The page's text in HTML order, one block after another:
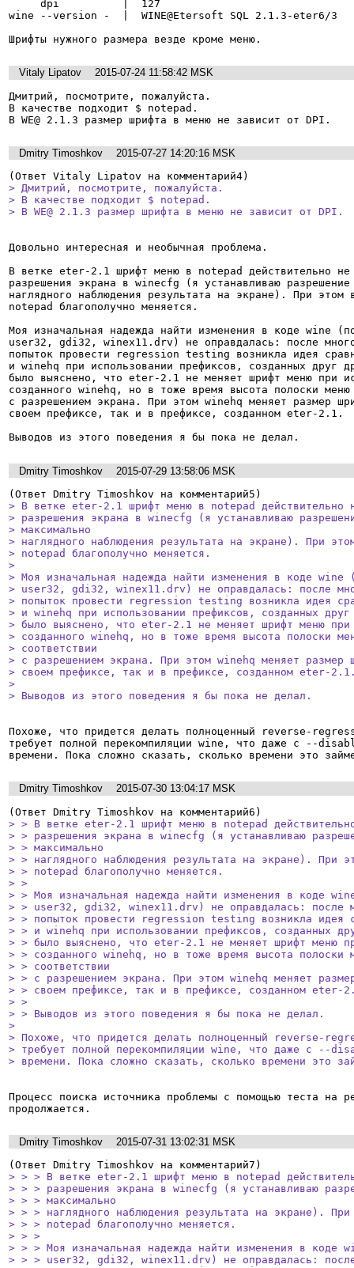
wine --version -  |  WINE@Etersoft SQL 2.1.3-eter6/3
Шрифты нужного размера везде кроме меню.
Vitaly Lipatov
2015-07-24 11:58:42 MSK
Дмитрий, посмотрите, пожалуйста.
В качестве подходит $ notepad.
В WE@ 2.1.3 размер шрифта в меню не зависит от DPI.
Dmitry Timoshkov
2015-07-27 14:20:16 MSK
> Дмитрий, посмотрите, пожалуйста.
> В качестве подходит $ notepad.
> В WE@ 2.1.3 размер шрифта в меню не зависит от DPI.
Довольно интересная и необычная проблема.
В ветке eter-2.1 шрифт меню в notepad действительно не
разрешения экрана в winecfg (я устанавливаю
наглядного наблюдения результата на экране). При
notepad благополучно меняется.
Моя изначальная надежда найти изменения в коде wine
user32, gdi32, winex11.drv) не оправдалась: после
попыток провести regression testing возникла идея
и winehq при использовании префиксов, созданных друг
было выяснено, что eter-2.1 не меняет шрифт меню при
созданного winehq, но в тоже время высота полоски
с разрешением экрана. При этом winehq меняет размер
своем префиксе, так и в префиксе, созданном eter-2.1.
Выводов из этого поведения я бы пока не делал.
Dmitry Timoshkov
2015-07-29 13:58:06 MSK
> В ветке eter-2.1 шрифт меню в notepad действительно
> разрешения экрана в winecfg (я устанавливаю
> максимально
> наглядного наблюдения результата на экране). При
> notepad благополучно меняется.
>
> Моя изначальная надежда найти изменения в коде wine
> user32, gdi32, winex11.drv) не оправдалась: после
> попыток провести regression testing возникла идея
> и winehq при использовании префиксов, созданных
> было выяснено, что eter-2.1 не меняет шрифт меню при
> созданного winehq, но в тоже время высота полоски
> соответствии
> с разрешением экрана. При этом winehq меняет размер
> своем префиксе, так и в префиксе, созданном eter-
>
> Выводов из этого поведения я бы пока не делал.
Похоже, что придется делать полноценный reverse-
требует полной перекомпиляции wine, что даже с --
времени. Пока сложно сказать, сколько времени это
Dmitry Timoshkov
2015-07-30 13:04:17 MSK
> > В ветке eter-2.1 шрифт меню в notepad
> > разрешения экрана в winecfg (я устанавливаю
> > максимально
> > наглядного наблюдения результата на экране). При
> > notepad благополучно меняется.
> >
> > Моя изначальная надежда найти изменения в коде
> > user32, gdi32, winex11.drv) не оправдалась: после
> > попыток провести regression testing возникла идея
> > и winehq при использовании префиксов, созданных
> > было выяснено, что eter-2.1 не меняет шрифт меню
> > созданного winehq, но в тоже время высота полоски
> > соответствии
> > с разрешением экрана. При этом winehq меняет
> > своем префиксе, так и в префиксе, созданном eter-
> >
> > Выводов из этого поведения я бы пока не делал.
>
> Похоже, что придется делать полноценный reverse-
> требует полной перекомпиляции wine, что даже с --
> времени. Пока сложно сказать, сколько времени это
Процесс поиска источника проблемы с помощью теста на
продолжается.
Dmitry Timoshkov
2015-07-31 13:02:31 MSK
> > > В ветке eter-2.1 шрифт меню в notepad
> > > разрешения экрана в winecfg (я устанавливаю
> > > максимально
> > > наглядного наблюдения результата на экране).
> > > notepad благополучно меняется.
> > >
> > > Моя изначальная надежда найти изменения в коде
> > > user32, gdi32, winex11.drv) не оправдалась: после